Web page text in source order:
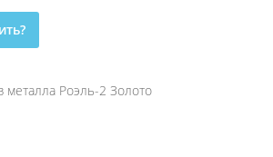
металла Роэль-2 Золото